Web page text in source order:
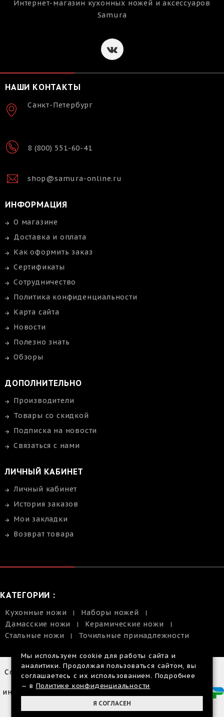
Интернет-магазин кухонных ножей и аксессуаров
Samura
НАШИ КОНТАКТЫ
Санкт-Петербург
8 (800) 551-60-41
shop@samura-online.ru
ИНФОРМАЦИЯ
О магазине
Доставка и оплата
Как оформить заказ
Сертификаты
Сотрудничество
Политика конфиденциальности
Карта сайта
Новости
Полезно знать
Обзоры
ДОПОЛНИТЕЛЬНО
Производители
Товары со скидкой
Подписка на новости
Связаться с нами
ЛИЧНЫЙ КАБИНЕТ
Личный кабинет
История заказов
Мои закладки
Возврат товара
КАТЕГОРИИ :
Кухонные ножи
Наборы ножей
Дамасские ножи
Керамические ножи
Стальные ножи
Точильные принадлежности
Copyright © 2014-2026 |
Размещенная
информация на сайте, не
офертой
Мы используем cookie для работы сайта и
аналитики. Продолжая пользоваться сайтом, вы
соглашаетесь с их использованием. Подробнее
— в Политике конфиденциальности
Я СОГЛАСЕН